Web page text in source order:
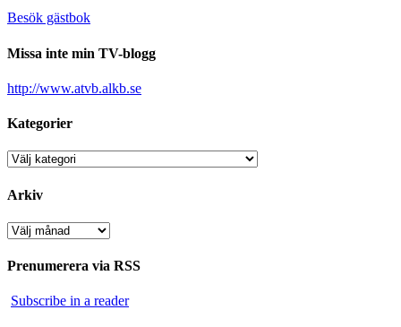
Besök gästbok
Missa inte min TV-blogg
http://www.atvb.alkb.se
Kategorier
Kategorier
Arkiv
Arkiv
Prenumerera via RSS
Subscribe in a reader